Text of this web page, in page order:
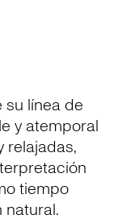
línea de
y atemporal
relajadas,
tiempo